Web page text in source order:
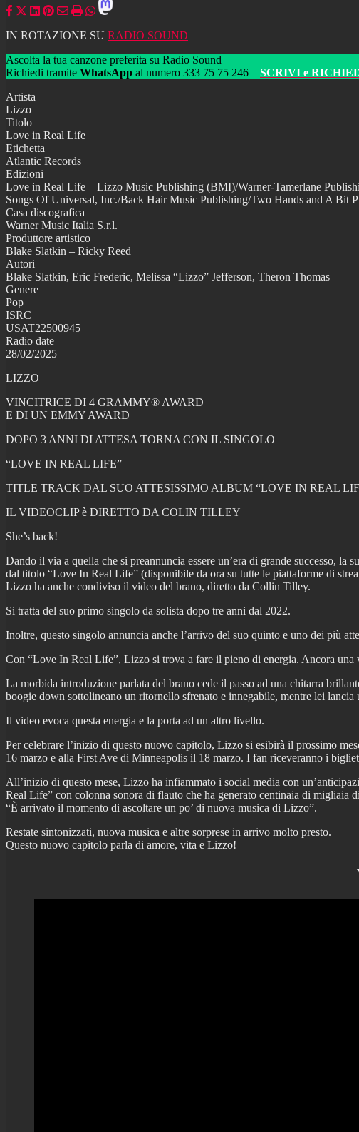
IN ROTAZIONE SU RADIO SOUND
Ascolta la tua canzone preferita su Radio Sound
Richiedi tramite WhatsApp al numero 333 75 75 246 – SCRIVI e
Artista
Lizzo
Titolo
Love in Real Life
Etichetta
Atlantic Records
Edizioni
Love in Real Life – Lizzo Music Publishing (BMI)/Warner-Tamerlane
Songs Of Universal, Inc./Back Hair Music Publishing/Two Hands and A
Casa discografica
Warner Music Italia S.r.l.
Produttore artistico
Blake Slatkin – Ricky Reed
Autori
Blake Slatkin, Eric Frederic, Melissa “Lizzo” Jefferson, Theron Thomas
Genere
Pop
ISRC
USAT22500945
Radio date
28/02/2025
LIZZO
VINCITRICE DI 4 GRAMMY® AWARD
E DI UN EMMY AWARD
DOPO 3 ANNI DI ATTESA TORNA CON IL SINGOLO
“LOVE IN REAL LIFE”
TITLE TRACK DAL SUO ATTESISSIMO ALBUM “LOVE IN REAL
IL VIDEOCLIP è DIRETTO DA COLIN TILLEY
She’s back!
Dando il via a quella che si preannuncia essere un’era di grande
dal titolo “Love In Real Life” (disponibile da ora su tutte le piattaforme di
Lizzo ha anche condiviso il video del brano, diretto da Collin Tilley.
Si tratta del suo primo singolo da solista dopo tre anni dal 2022.
Inoltre, questo singolo annuncia anche l’arrivo del suo quinto e uno dei più
Con “Love In Real Life”, Lizzo si trova a fare il pieno di energia. Ancora una
La morbida introduzione parlata del brano cede il passo ad una chitarra
boogie down sottolineano un ritornello sfrenato e innegabile, mentre lei
Il video evoca questa energia e la porta ad un altro livello.
Per celebrare l’inizio di questo nuovo capitolo, Lizzo si esibirà il prossimo
16 marzo e alla First Ave di Minneapolis il 18 marzo. I fan riceveranno i
All’inizio di questo mese, Lizzo ha infiammato i social media con
Real Life” con colonna sonora di flauto che ha generato centinaia di migliaia
“È arrivato il momento di ascoltare un po’ di nuova musica di Lizzo”.
Restate sintonizzati, nuova musica e altre sorprese in arrivo molto presto.
Questo nuovo capitolo parla di amore, vita e Lizzo!